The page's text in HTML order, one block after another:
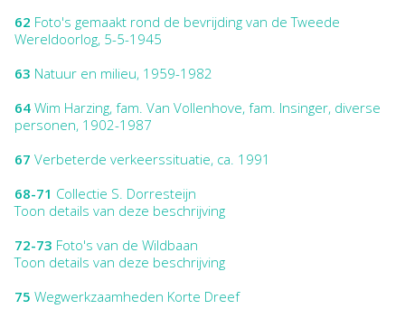
62 Foto's gemaakt rond de bevrijding van de Tweede
Wereldoorlog, 5-5-1945
63 Natuur en milieu, 1959-1982
64 Wim Harzing, fam. Van Vollenhove, fam. Insinger, diverse
personen, 1902-1987
67 Verbeterde verkeerssituatie, ca. 1991
68-71 Collectie S. Dorresteijn
Toon details van deze beschrijving
72-73 Foto's van de Wildbaan
Toon details van deze beschrijving
75 Wegwerkzaamheden Korte Dreef